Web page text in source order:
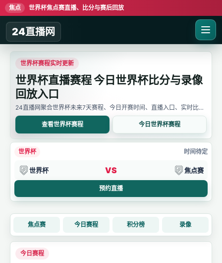
焦点 世界杯焦点赛直播、比分与赛后回放
24直播网
世界杯赛程实时更新
世界杯直播赛程 今日世界杯比分与录像
回放入口
24直播网聚合世界杯未来7天赛程、今日开赛时间、直播入口、实时比分
与赛后回放。用户可先确认比赛时间，再进入详情页查看直播线路、比分
变化和录像信息。查看世界杯赛程 今日世界杯赛程
世界杯 时间待定
世界杯 VS 焦点赛
预约直播
焦点赛 今日赛程 积分榜 录像
今日赛程